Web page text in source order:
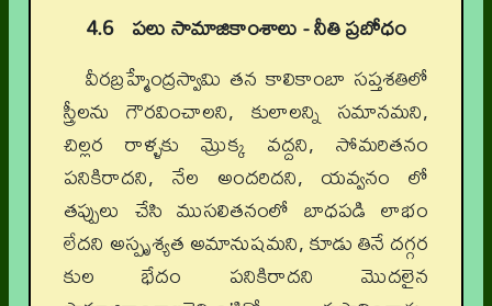
4.6 పలు సామాజికాంశాలు - నీతి ప్రబోధం
వీరబ్రహ్మేంద్రస్వామి తన కాలికాంబా సప్తశతిలో
స్త్రీలను గౌరవించాలని, కులాలన్ని సమానమని,
చిల్లర రాళ్ళకు మ్రొక్క వద్దని, సోమరితనం
పనికిరాదని, నేల అందరిదని, యవ్వనం లో
తప్పులు చేసి ముసలితనంలో బాధపడి లాభం
లేదని అస్పృశ్యత అమానుషమని, కూడు తినే దగ్గర
కుల భేదం పనికిరాదని మొదలైన